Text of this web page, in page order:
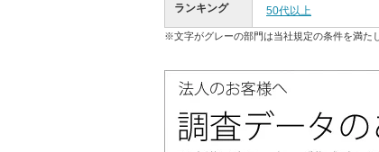
ランキング
50代以上
※文字がグレーの部門は当社規定の条件を満た